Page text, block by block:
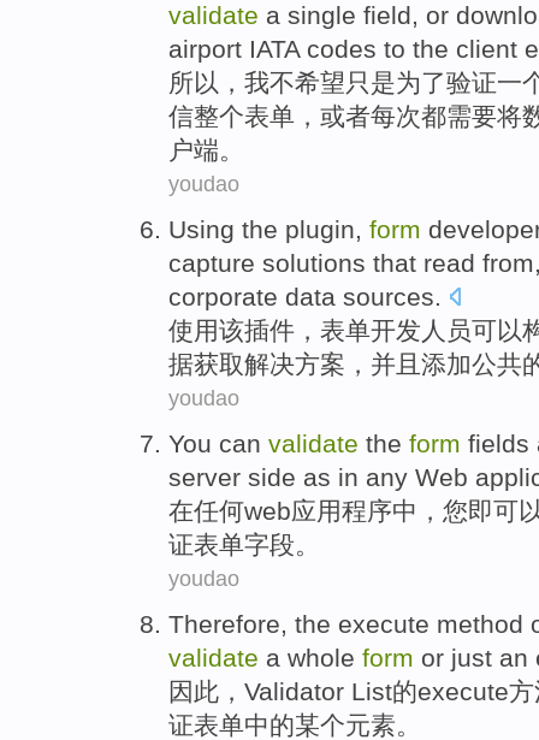
validate a single field, or
airport IATA codes to the client
所以 ， 我不希望 只是为了验证一
信整个表单 ， 或者每次都需要将
户端。
youdao
Using the plugin, form
capture solutions that read
corporate data sources.
使用该插件 ， 表单开发人员可以
据获取解决方案 ， 并且 添加公共
youdao
You can validate the form fields
server side as in any Web
在任何web应用程序中， 您即可
证表单字段。
youdao
Therefore , the execute method
validate a whole form or just an
因此 ， Validator List的execute
证表单中的某个元素 。